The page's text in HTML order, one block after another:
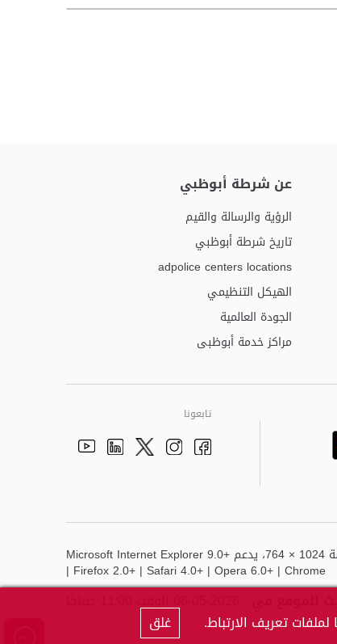
عن شرطة أبوظبي
الرؤية والرسالة والقيم
تاريخ شرطة أبوظبي
adpolice centers locations
الهيكل التنظيمي
الجودة العالمية
مراكز خدمة أبوظبى
تابعونا
Facebook
Instagram
Twitter
Linkedin
Youtube
أفضل عرض لهذا الموقع هو دقة الشاشة 1024 × 764، يدعم Microsoft Internet Explorer 9.0+
| Firefox 2.0+ | Safari 4.0+ | Opera 6.0+ | Chrome
تعريف الارتباط. غلق